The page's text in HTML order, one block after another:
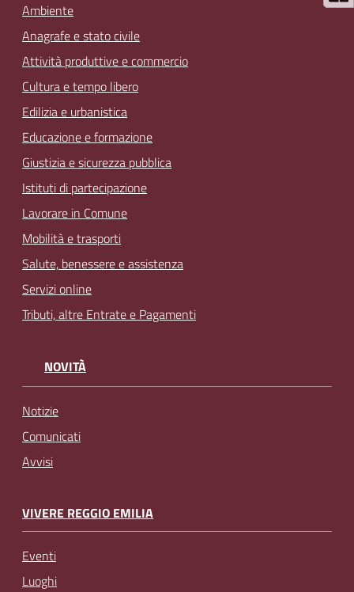
Ambiente
Anagrafe e stato civile
Attività produttive e commercio
Cultura e tempo libero
Edilizia e urbanistica
Educazione e formazione
Giustizia e sicurezza pubblica
Istituti di partecipazione
Lavorare in Comune
Mobilità e trasporti
Salute, benessere e assistenza
Servizi online
Tributi, altre Entrate e Pagamenti
NOVITÀ
Notizie
Comunicati
Avvisi
VIVERE REGGIO EMILIA
Eventi
Luoghi